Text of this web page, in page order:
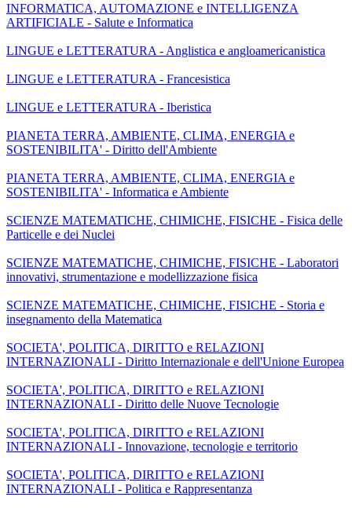
INFORMATICA, AUTOMAZIONE e INTELLIGENZA
ARTIFICIALE - Salute e Informatica
LINGUE e LETTERATURA - Anglistica e angloamericanistica
LINGUE e LETTERATURA - Francesistica
LINGUE e LETTERATURA - Iberistica
PIANETA TERRA, AMBIENTE, CLIMA, ENERGIA e
SOSTENIBILITA' - Diritto dell'Ambiente
PIANETA TERRA, AMBIENTE, CLIMA, ENERGIA e
SOSTENIBILITA' - Informatica e Ambiente
SCIENZE MATEMATICHE, CHIMICHE, FISICHE - Fisica delle
Particelle e dei Nuclei
SCIENZE MATEMATICHE, CHIMICHE, FISICHE - Laboratori
innovativi, strumentazione e modellizzazione fisica
SCIENZE MATEMATICHE, CHIMICHE, FISICHE - Storia e
insegnamento della Matematica
SOCIETA', POLITICA, DIRITTO e RELAZIONI
INTERNAZIONALI - Diritto Internazionale e dell'Unione Europea
SOCIETA', POLITICA, DIRITTO e RELAZIONI
INTERNAZIONALI - Diritto delle Nuove Tecnologie
SOCIETA', POLITICA, DIRITTO e RELAZIONI
INTERNAZIONALI - Innovazione, tecnologie e territorio
SOCIETA', POLITICA, DIRITTO e RELAZIONI
INTERNAZIONALI - Politica e Rappresentanza